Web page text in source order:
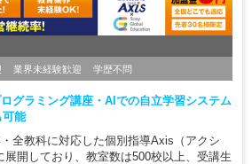
業界未経験歓迎 学歴不問
グラミング講座・AIでの自立学習システム
能
全教科に対応した個別指導Axis（アクシ
展開しており、教室数は500校以上、受講生